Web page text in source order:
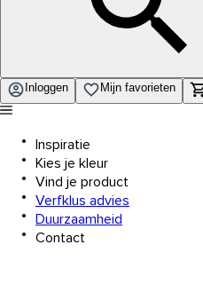
Inloggen Mijn favorieten
Inspiratie
Kies je kleur
Vind je product
Verfklus advies
Duurzaamheid
Contact